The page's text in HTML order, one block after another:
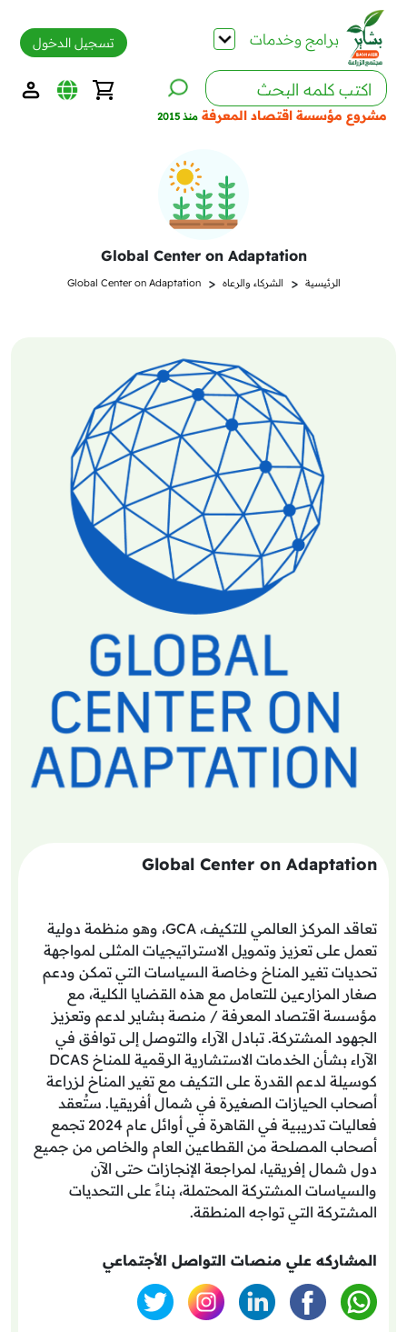
برامج وخدمات
مشروع مؤسسة اقتصاد المعرفة منذ 2015
تسجيل الدخول
Global Center on Adaptation
الرئيسية < الشركاء والرعاه <
Global Center on Adaptation
Global Center on Adaptation
تعاقد المركز العالمي للتكيف، GCA، وهو منظمة دولية
تعمل على تعزيز وتمويل الاستراتيجيات المثلى لمواجهة
تحديات تغير المناخ وخاصة السياسات التي تمكن ودعم
صغار المزارعين للتعامل مع هذه القضايا الكلية، مع
مؤسسة اقتصاد المعرفة / منصة بشاير لدعم وتعزيز
الجهود المشتركة. تبادل الآراء والتوصل إلى توافق في
الآراء بشأن الخدمات الاستشارية الرقمية للمناخ DCAS
كوسيلة لدعم القدرة على التكيف مع تغير المناخ لزراعة
أصحاب الحيازات الصغيرة في شمال أفريقيا. ستُعقد
فعاليات تدريبية في القاهرة في أوائل عام 2024 تجمع
أصحاب المصلحة من القطاعين العام والخاص من جميع
دول شمال إفريقيا، لمراجعة الإنجازات حتى الآن
والسياسات المشتركة المحتملة، بناءً على التحديات
المشتركة التي تواجه المنطقة.
المشاركه علي منصات التواصل الأجتماعي